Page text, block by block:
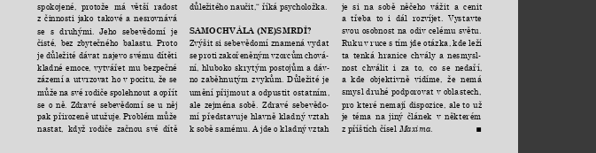
spokojené,
protože má větší radost
z činnosti jako takové a nesrovnává
se s druhými. Jeho sebevědomí je
čisté,
bez zbytečného balastu.
Proto
je důležité dávat najevo svému dítěti
kladné emoce, vytvářet mu bezpečné
zázemí a utvrzovat ho v pocitu, že se
může na své rodiče spolehnout a opřít
se o ně. Zdravé sebevědomí se u něj
pak přirozeně utužuje. Problém může
nastat,
když rodiče začnou své dítě
důležitého naučit,“ říká psycholožka.
SAMOCHVÁLA (NE)SMRDÍ?
Zvýšit si sebevědomí znamená vydat
se proti zakořeněným vzorcům chová-
ní, hluboko skrytým postojům a dáv-
no zaběhnutým zvykům. Důležité je
umění přijmout a odpustit ostatním,
ale zejména sobě. Zdravé sebevědo-
mí představuje hlavně kladný vztah
k sobě samému. A jde o kladný vztah
je si na sobě něčeho vážit a cenit
a třeba to i dál rozvíjet. Vystavte
svou osobnost na odiv celému světu.
Ruku v ruce s tím jde otázka, kde leží
ta tenká hranice chvály a nesmysl-
nost chválit i za to, co se nedaří,
a kde objektivně vidíme, že nemá
smysl druhé podporovat v oblastech,
pro které nemají dispozice, ale to už
je téma na jiný článek v některém
z příštích čísel Maxima